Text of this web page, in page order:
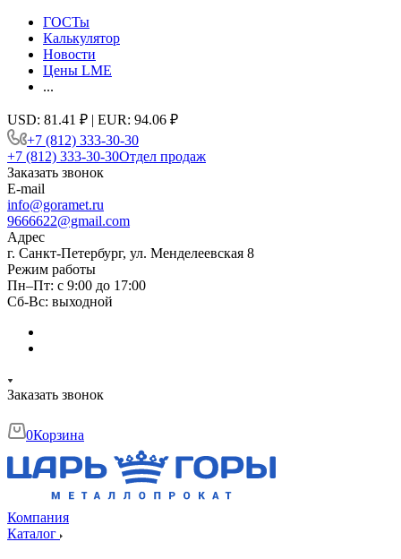
ГОСТы
Калькулятор
Новости
Цены LME
...
USD: 81.41 ₽ | EUR: 94.06 ₽
+7 (812) 333-30-30
+7 (812) 333-30-30Отдел продаж
Заказать звонок
E-mail
info@goramet.ru
9666622@gmail.com
Адрес
г. Санкт-Петербург, ул. Менделеевская 8
Режим работы
Пн–Пт: с 9:00 до 17:00
Сб-Вс: выходной
Заказать звонок
0Корзина
Компания
Каталог